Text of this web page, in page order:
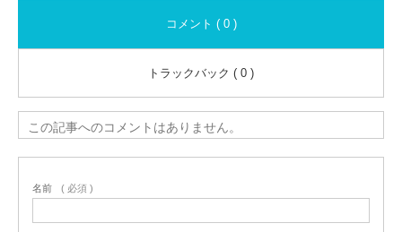
コメント ( 0 )
トラックバック ( 0 )
この記事へのコメントはありません。
名前 ( 必須 )